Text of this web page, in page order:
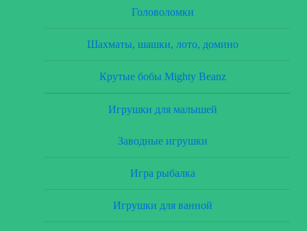
Головоломки
Шахматы, шашки, лото, домино
Крутые бобы Mighty Beanz
Игрушки для малышей
Заводные игрушки
Игра рыбалка
Игрушки для ванной